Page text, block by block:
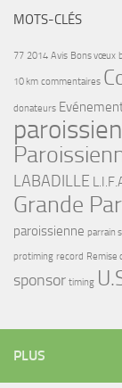
MOTS-CLÉS
77 2014 Avis Bons vœux
10 km commentaires
donateurs
LABADILLE
Grande
paroissienne parrain
protiming record Remise
sponsor timing
PLUS